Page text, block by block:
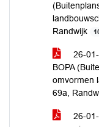
Randwijk
26-
BOPA
omvormen
69a,
26-